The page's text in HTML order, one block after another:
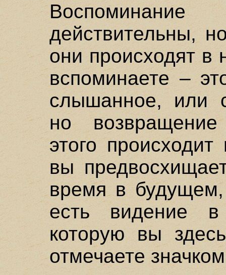
действительны,
они происходят в
вспоминаете –
слышанное, или
но
этого
вы
время в
есть видение
которую вы
отмечаете